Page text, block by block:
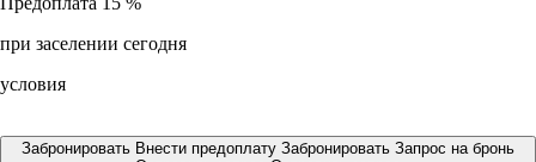
при заселении сегодня
условия
Забронировать Внести предоплату Забронировать Запрос на бронь